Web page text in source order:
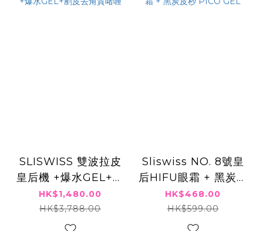
SLISWISS 雙波拉皮
皇后機 +爆水GEL+剷
皮去角質啫喱
HK$1,480.00
HK$3,788.00
Sliswiss NO. 8號皇
后HIFU眼霜 + 黑炭皮
秒 PICO GEL
HK$468.00
HK$599.00